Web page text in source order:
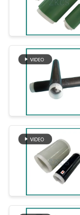
SITEMAP
ΠΟΛΙΤΙΚΉ
ΑΠΟΡΡΉΤΟΥ